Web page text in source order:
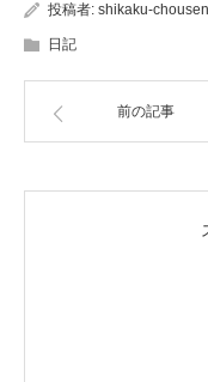
投稿者: shikaku-
日記
前の記事